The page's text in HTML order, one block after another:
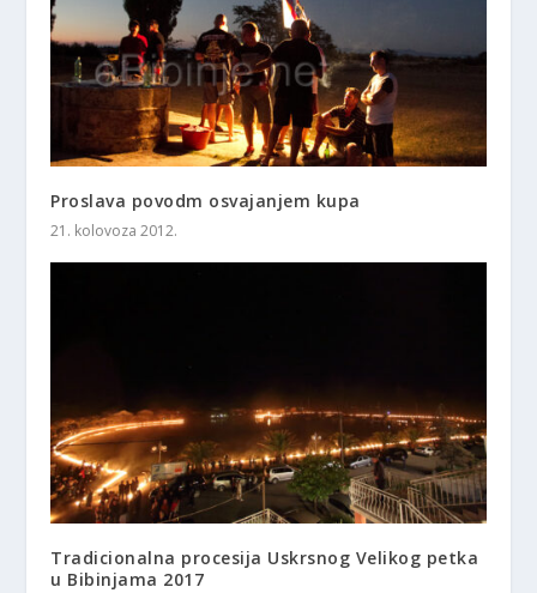
Proslava povodm osvajanjem kupa
21. kolovoza 2012.
Tradicionalna procesija Uskrsnog Velikog petka
u Bibinjama 2017